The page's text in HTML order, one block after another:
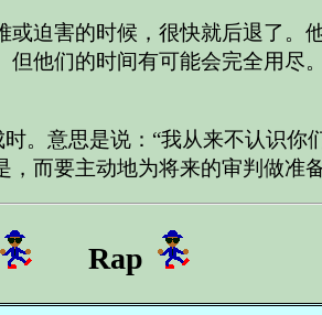
迫害的时候，很快就后退了。
他们的时间有可能会完全用尽
。意思是说：“我从来不认识
而要主动地为将来的审判做准备
Rap